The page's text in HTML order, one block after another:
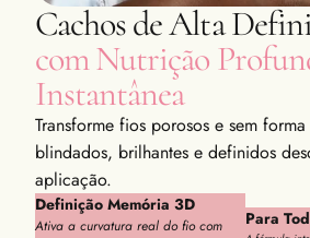
Cachos de Alta
com Nutrição
Instantânea
Transforme fios porosos e sem
blindados, brilhantes e definidos
aplicação.
Definição Memória 3D
Ativa a curvatura real do fio com
Para